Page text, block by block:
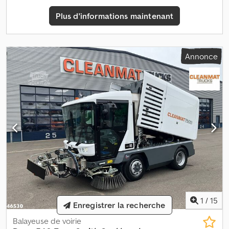
complémentaires = Année de fabrication : 1999 Poids à vide :
3 175 kg Charge utile : 325 kg PTAC : 3 500 kg Dedpoztbmpsfx
Adpsck = Informations sur l'entreprise = Pour plus d'informations :
Plus d'informations maintenant
Annonce
1 / 15
Balayeuse de voirie
Enregistrer la recherche